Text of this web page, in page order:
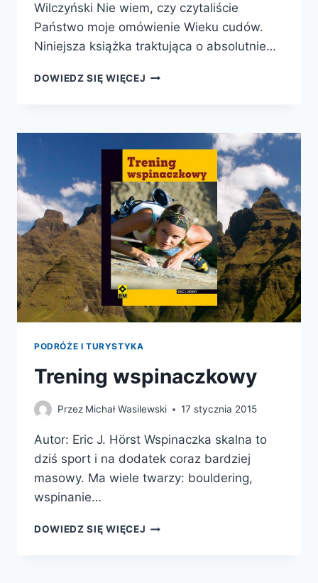
Wilczyński Nie wiem, czy czytaliście
Państwo moje omówienie Wieku cudów.
Niniejsza książka traktująca o absolutnie…
DOWIEDZ SIĘ WIĘCEJ BROAD
PIEKŁO
PODRÓŻE I TURYSTYKA
Trening wspinaczkowy
Przez Michał Wasilewski 17 stycznia 2015
Autor: Eric J. Hörst Wspinaczka skalna to
dziś sport i na dodatek coraz bardziej
masowy. Ma wiele twarzy: bouldering,
wspinanie…
DOWIEDZ SIĘ WIĘCEJ TRENING